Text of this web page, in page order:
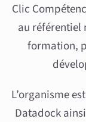
Clic
au référentiel
formation,
L’organisme
Datadock